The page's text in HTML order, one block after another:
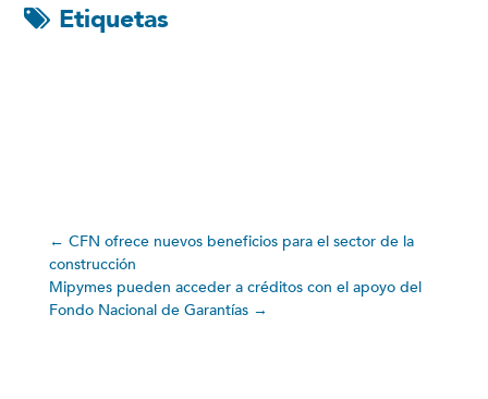
Etiquetas
← CFN ofrece nuevos beneficios para el sector de la
construcción
Mipymes pueden acceder a créditos con el apoyo del
Fondo Nacional de Garantías→